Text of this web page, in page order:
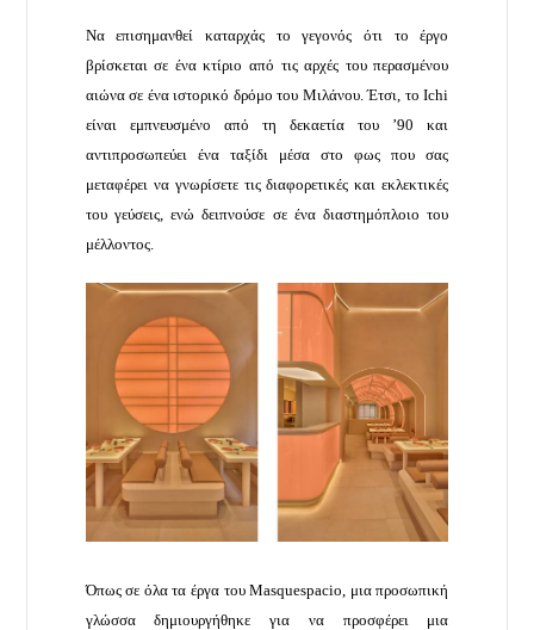
Να επισημανθεί καταρχάς το γεγονός ότι το έργο
βρίσκεται σε ένα κτίριο από τις αρχές του περασμένου
αιώνα σε ένα ιστορικό δρόμο του Μιλάνου. Έτσι, το Ichi
είναι εμπνευσμένο από τη δεκαετία του ’90 και
αντιπροσωπεύει ένα ταξίδι μέσα στο φως που σας
μεταφέρει να γνωρίσετε τις διαφορετικές και εκλεκτικές
του γεύσεις, ενώ δειπνούσε σε ένα διαστημόπλοιο του
μέλλοντος.
Όπως σε όλα τα έργα του Masquespacio, μια προσωπική
γλώσσα δημιουργήθηκε για να προσφέρει μια